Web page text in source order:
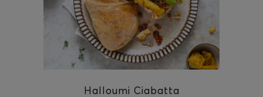
Halloumi Ciabatta